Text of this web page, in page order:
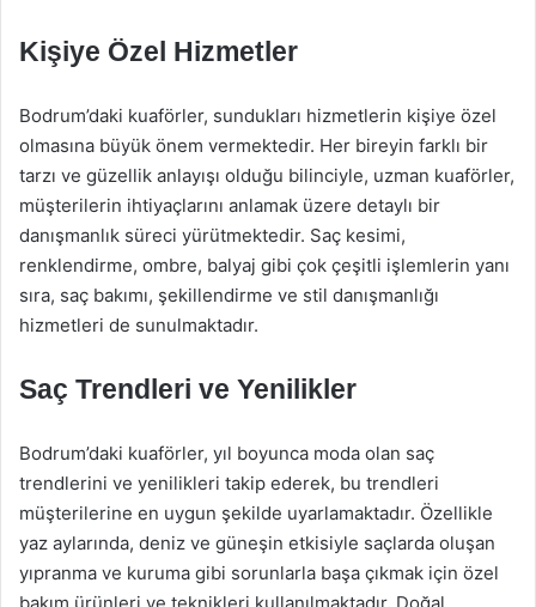
Kişiye Özel Hizmetler
Bodrum’daki kuaförler, sundukları hizmetlerin kişiye özel
olmasına büyük önem vermektedir. Her bireyin farklı bir
tarzı ve güzellik anlayışı olduğu bilinciyle, uzman kuaförler,
müşterilerin ihtiyaçlarını anlamak üzere detaylı bir
danışmanlık süreci yürütmektedir. Saç kesimi,
renklendirme, ombre, balyaj gibi çok çeşitli işlemlerin yanı
sıra, saç bakımı, şekillendirme ve stil danışmanlığı
hizmetleri de sunulmaktadır.
Saç Trendleri ve Yenilikler
Bodrum’daki kuaförler, yıl boyunca moda olan saç
trendlerini ve yenilikleri takip ederek, bu trendleri
müşterilerine en uygun şekilde uyarlamaktadır. Özellikle
yaz aylarında, deniz ve güneşin etkisiyle saçlarda oluşan
yıpranma ve kuruma gibi sorunlarla başa çıkmak için özel